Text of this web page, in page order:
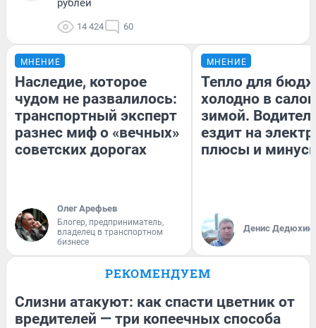
рублей
14 424 60
МНЕНИЕ
Наследие, которое
чудом не развалилось:
транспортный эксперт
разнес миф о «вечных»
советских дорогах
Олег Арефьев
Блогер, предприниматель,
владелец в транспортном
бизнесе
МНЕНИЕ
Тепло для
холодно в
зимой.
ездит на
плюсы и
Денис Дедюхин
РЕКОМЕНДУЕМ
Слизни атакуют: как спасти цветник от
вредителей — три копеечных способа